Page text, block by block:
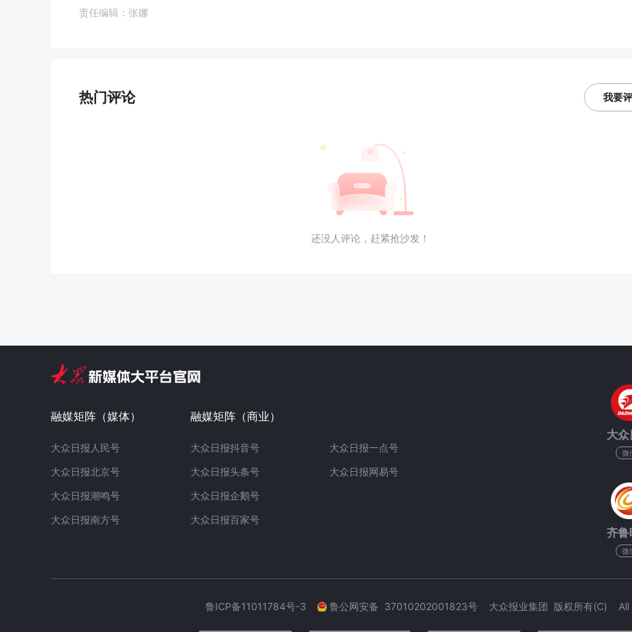
责任编辑：张娜
热门评论 我要
还没人评论，赶紧抢沙发！
融媒矩阵（媒体）
大众日报人民号
大众日报北京号
大众日报潮鸣号
大众日报南方号
融媒矩阵（商业）
大众日报抖音号
大众日报头条号
大众日报企鹅号
大众日报百家号
大众日报一点号
大众日报网易号
大
微
齐鲁
微
鲁ICP备11011784号-3 鲁公网安备 37010202001823号 大众报业集团 版权所有(C)